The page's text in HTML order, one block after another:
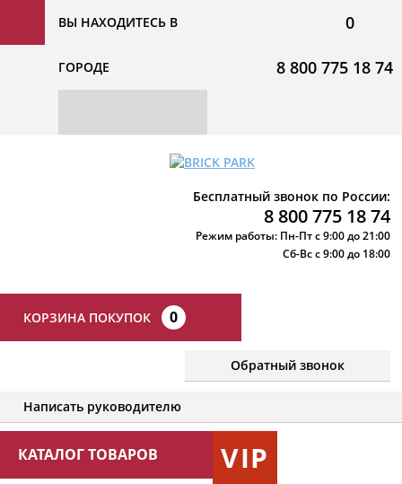
ВЫ НАХОДИТЕСЬ В
ГОРОДЕ
0
8 800 775 18 74
Бесплатный звонок по России:
8 800 775 18 74
Режим работы: Пн-Пт с 9:00 до 21:00
Сб-Вс с 9:00 до 18:00
КОРЗИНА ПОКУПОК 0
Обратный звонок
Написать руководителю
КАТАЛОГ ТОВАРОВ VIP